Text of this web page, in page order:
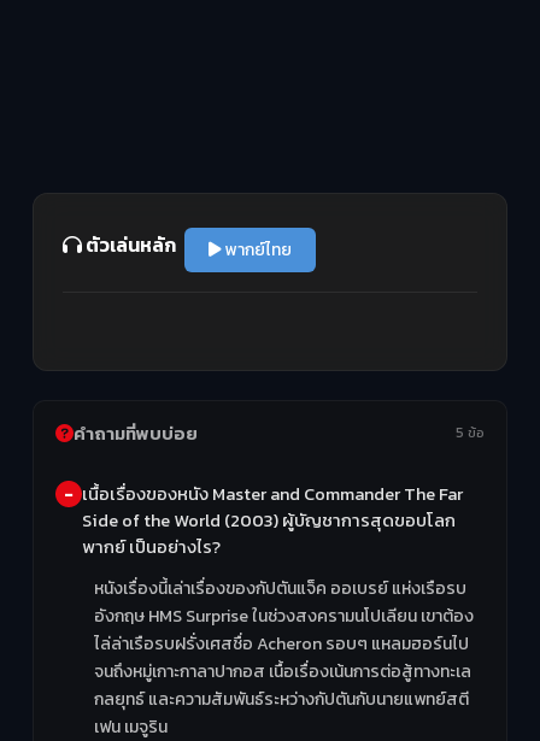
ตัวเล่นหลัก พากย์ไทย
คำถามที่พบบ่อย 5 ข้อ
เนื้อเรื่องของหนัง Master and Commander The Far
Side of the World (2003) ผู้บัญชาการสุดขอบโลก
พากย์ เป็นอย่างไร?
หนังเรื่องนี้เล่าเรื่องของกัปตันแจ็ค ออเบรย์ แห่งเรือรบ
อังกฤษ HMS Surprise ในช่วงสงครามนโปเลียน เขาต้อง
ไล่ล่าเรือรบฝรั่งเศสชื่อ Acheron รอบๆ แหลมฮอร์นไป
จนถึงหมู่เกาะกาลาปากอส เนื้อเรื่องเน้นการต่อสู้ทางทะเล
กลยุทธ์ และความสัมพันธ์ระหว่างกัปตันกับนายแพทย์สตี
เฟน เมจูริน